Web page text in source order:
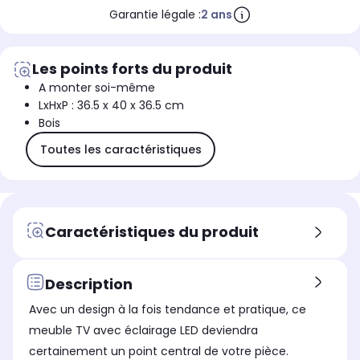
Garantie légale :2 ans
Les points forts du produit
A monter soi-même
LxHxP : 36.5 x 40 x 36.5 cm
Bois
Toutes les caractéristiques
Caractéristiques du produit
Description
Avec un design à la fois tendance et pratique, ce
meuble TV avec éclairage LED deviendra
certainement un point central de votre pièce.